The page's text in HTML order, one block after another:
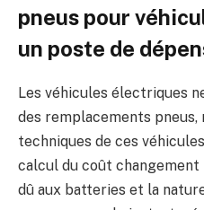
pneus pour
un poste de
Les véhicules électriques
des remplacements
techniques de ces
calcul du coût changement
dû aux batteries et la